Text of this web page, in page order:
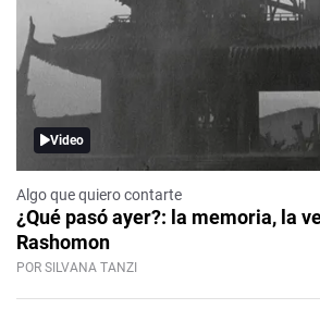
Video
Algo que quiero contarte
¿Qué pasó ayer?: la memoria, la
Rashomon
POR SILVANA TANZI